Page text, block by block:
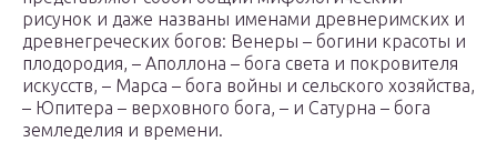
рисунок и даже названы именами древнеримских и
древнегреческих богов: Венеры – богини красоты и
плодородия, – Аполлона – бога света и покровителя
искусств, – Марса – бога войны и сельского хозяйства,
– Юпитера – верховного бога, – и Сатурна – бога
земледелия и времени.